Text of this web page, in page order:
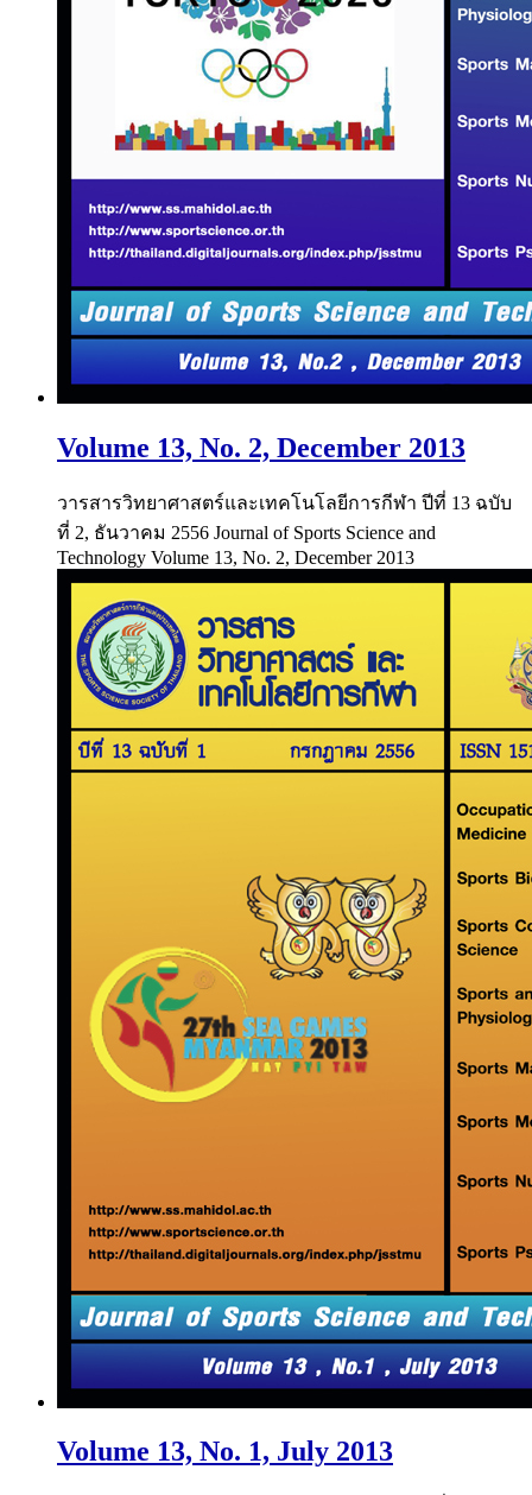
Volume 13, No. 2, December 2013
วารสารวิทยาศาสตร์และเทคโนโลยีการกีฬา ปีที่ 13 ฉบับ
ที่ 2, ธันวาคม 2556 Journal of Sports Science and
Technology Volume 13, No. 2, December 2013
Volume 13, No. 1, July 2013